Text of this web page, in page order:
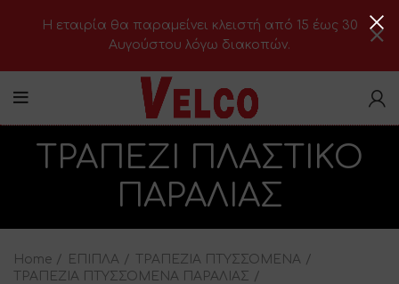
ΤΡΑΠΕΖΙ ΠΛΑΣΤΙΚΟ
ΠΑΡΑΛΙΑΣ
Home ΕΠΙΠΛΑ
ΤΡΑΠΕΖΙΑ ΠΤΥΣΣΟΜΕΝΑ
ΤΡΑΠΕΖΙΑ ΠTΥΣΣΟΜΕΝΑ ΠΑΡΑΛΙΑΣ
H εταιρία θα παραμείνει κλειστή από 15 έως 30
Αυγούστου λόγω διακοπών.